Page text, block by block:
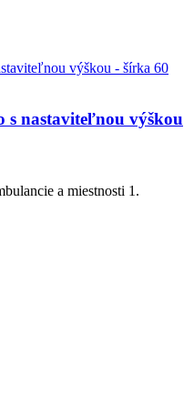
s nastaviteľnou výškou
a miestnosti 1.